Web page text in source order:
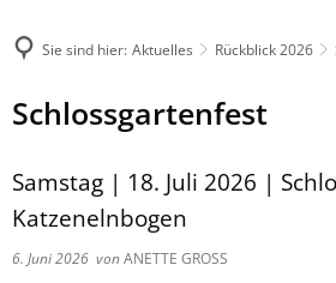
Sie sind hier: Aktuelles Rückblick 2026
Schlossgartenfest
Samstag | 18. Juli 2026 |
Katzenelnbogen
6. Juni 2026 vonANETTE GROSS